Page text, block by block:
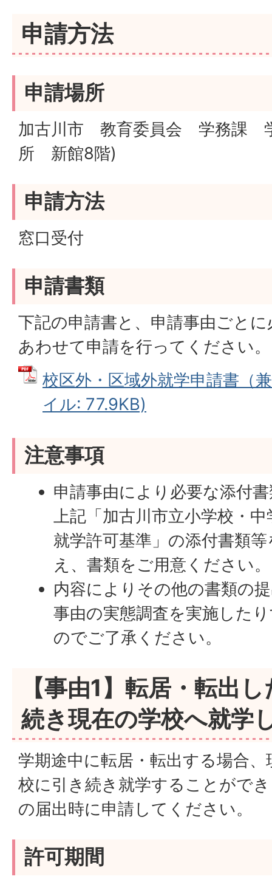
申請方法
申請場所
加古川市 教育委員会 学務課
所 新館8階)
申請方法
窓口受付
申請書類
下記の申請書と、申請事由ごと
あわせて申請を行ってください。
校区外・区域外就学申請書（
イル: 77.9KB)
注意事項
申請事由により必要な添付
上記「加古川市立小学校・
就学許可基準」の添付書類
え、書類をご用意ください。
内容によりその他の書類の
事由の実態調査を実施した
のでご了承ください。
【事由1】転居・転出
続き現在の学校へ就学
学期途中に転居・転出する場合
校に引き続き就学することがで
の届出時に申請してください。
許可期間